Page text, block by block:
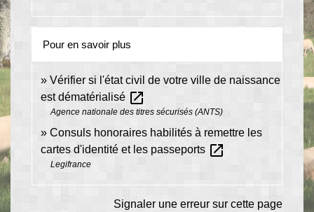
Pour en savoir plus
Vérifier si l'état civil de votre ville de naissance
est dématérialisé open_in_new
Agence nationale des titres sécurisés (ANTS)
Consuls honoraires habilités à remettre les
cartes d'identité et les passeports open_in_new
Legifrance
Signaler une erreur sur cette page